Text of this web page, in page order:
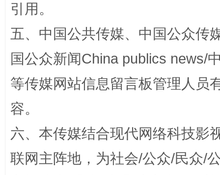
引用。
五、中国公共传媒、中国公众传
国公众新闻China publics news/
等传媒网站信息留言板管理人员
容。
六、本传媒结合现代网络科技影
联网主阵地，为社会/公众/民众/